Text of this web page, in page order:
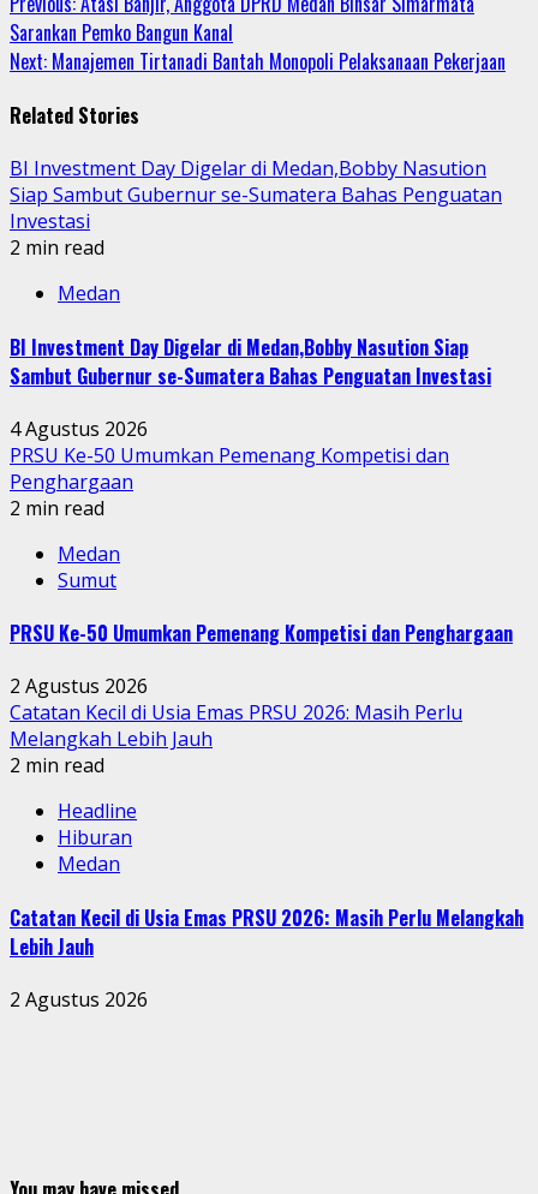
Continue
Reading
Sarankan Pemko Bangun Kanal
Next: Manajemen Tirtanadi Bantah Monopoli Pelaksanaan Pekerjaan
Related Stories
BI Investment Day Digelar di Medan,Bobby Nasution
Siap Sambut Gubernur se-Sumatera Bahas Penguatan
Investasi
2 min read
Medan
BI Investment Day Digelar di Medan,Bobby Nasution Siap
Sambut Gubernur se-Sumatera Bahas Penguatan Investasi
4 Agustus 2026
PRSU Ke-50 Umumkan Pemenang Kompetisi dan
Penghargaan
2 min read
Medan
Sumut
PRSU Ke-50 Umumkan Pemenang Kompetisi dan Penghargaan
2 Agustus 2026
Catatan Kecil di Usia Emas PRSU 2026: Masih Perlu
Melangkah Lebih Jauh
2 min read
Headline
Hiburan
Medan
Catatan Kecil di Usia Emas PRSU 2026: Masih Perlu Melangkah
Lebih Jauh
2 Agustus 2026